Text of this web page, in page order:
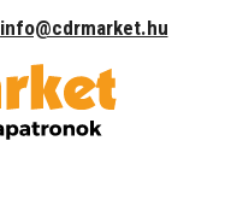
info@cdrmarket.hu